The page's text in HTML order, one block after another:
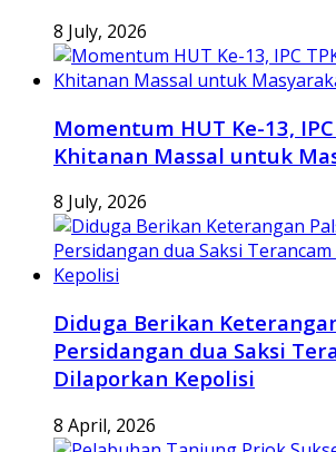
8 July, 2026
Momentum HUT Ke-13,
Khitanan Massal untuk
8 July, 2026
Diduga Berikan
Persidangan dua Saksi
Dilaporkan Kepolisi
8 April, 2026